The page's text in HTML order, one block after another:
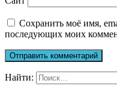
Сохранить моё имя,
последующих моих
Найти: